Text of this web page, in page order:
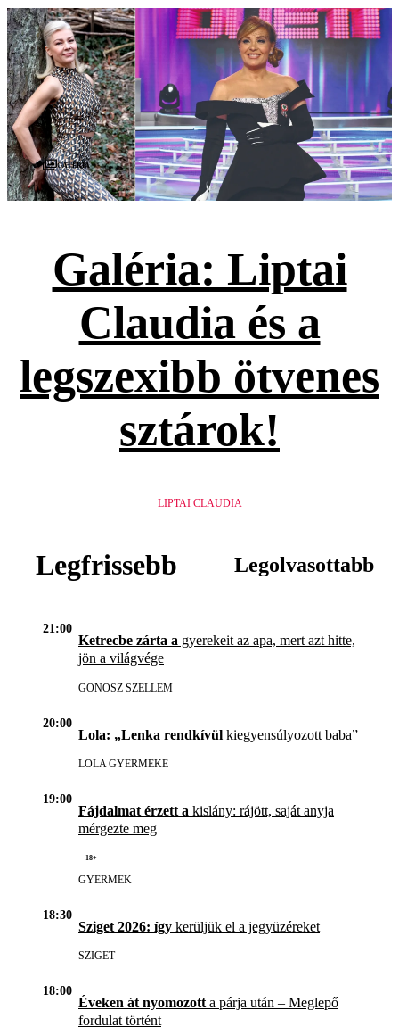
Galéria
Galéria: Liptai
Claudia és a
legszexibb ötvenes
sztárok!
LIPTAI CLAUDIA
Legfrissebb Legolvasottabb
21:00
Ketrecbe zárta a gyerekeit az apa, mert azt hitte,
jön a világvége
GONOSZ SZELLEM
20:00
Lola: „Lenka rendkívül kiegyensúlyozott baba”
LOLA GYERMEKE
19:00
Fájdalmat érzett a kislány: rájött, saját anyja
mérgezte meg
18+
GYERMEK
18:30
Sziget 2026: így kerüljük el a jegyüzéreket
SZIGET
18:00
Éveken át nyomozotta párja után – Meglepő
fordulat történt